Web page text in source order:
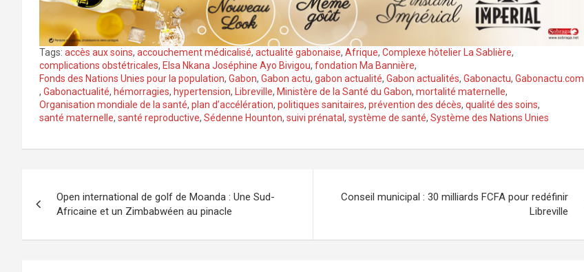
Tags: accès aux soins, accouchement médicalisé, actualité gabonaise, Afrique, Complexe hôtelier La Sablière,
complications obstétricales, Elsa Nkana Joséphine Ayo Bivigou, fondation Ma Bannière,
Fonds des Nations Unies pour la population, Gabon, Gabon actu, gabon actualité, Gabon actualités, Gabonactu, Gabonactu.com
, Gabonactualité, hémorragies, hypertension, Libreville, Ministère de la Santé du Gabon, mortalité maternelle,
Organisation mondiale de la santé, plan d’accélération, politiques sanitaires, prévention des décès, qualité des soins,
santé maternelle, santé reproductive, Sédenne Hounton, suivi prénatal, système de santé, Système des Nations Unies
de
l’article
Open international de golf de Moanda : Une Sud-
Africaine et un Zimbabwéen au pinacle
Conseil municipal : 30 milliards FCFA pour redéfinir
Libreville